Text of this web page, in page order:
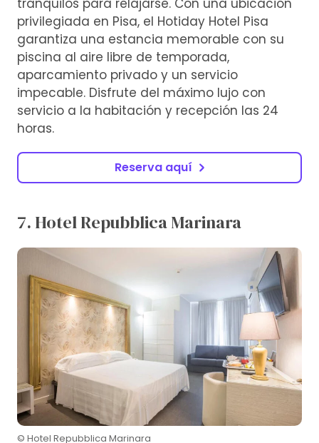
tranquilos para relajarse. Con una ubicación
privilegiada en Pisa, el Hotiday Hotel Pisa
garantiza una estancia memorable con su
piscina al aire libre de temporada,
aparcamiento privado y un servicio
impecable. Disfrute del máximo lujo con
servicio a la habitación y recepción las 24
horas.
Reserva aquí
7. Hotel Repubblica Marinara
© Hotel Repubblica Marinara